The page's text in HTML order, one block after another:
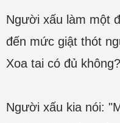
Người xấu làm một
đến mức giật thót
Xoa tai có đủ
Người xấu kia nói: